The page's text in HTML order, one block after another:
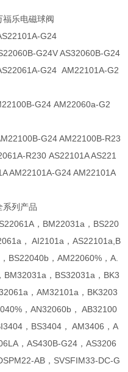
福乐电磁球阀
G24
G24V AS32060B-G24
G24 AM22101A-G2
G24 AM22060a-G2
G24 AM22100B-R23
R230 AS22101A AS221
AM22101A-G24 AM22101A
系列产品
，BM22031a，BS220
， AI2101a，AS22101a,B
BS22040b，AM22060%，A.
，BS32031a，BK3
，AM32101a，BK3203
，AN32060b， AB32100
，BS3404， AM3406，A
，AS430B-G24，AS3206
AB，SVSFIM33-DC-G